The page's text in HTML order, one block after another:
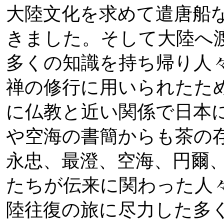
大陸文化を求めて遣唐船
きました。そして大陸へ
多くの知識を持ち帰り人
禅の修行に用いられたた
に仏教と近い関係で日本
や空海の書簡からも茶の
永忠、最澄、空海、円爾
たちが伝来に関わった人
陸往復の旅に尽力した多